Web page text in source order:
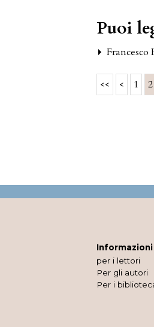
Puoi
Francesco
<< < 1 2
Informazioni
per i lettori
Per gli autori
Per i